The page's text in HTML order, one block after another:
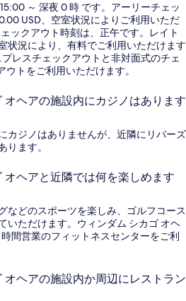
～ 深夜 0 時 です。アーリーチェッ
USD、空室状況によりご利用いただ
ックアウト時刻は、正午です。レイト
状況により、有料でご利用いただけます
レスチェックアウトと非対面式のチェ
ウトをご利用いただけます。
オヘアの施設内にカジノはあります
カジノはありませんが、近隣にリバーズ
ります。
オヘアと近隣では何を楽しめます
などのスポーツを楽しみ、ゴルフコース
いただけます。ウィンダム シカゴ オヘ
間営業のフィットネスセンターをご利
オヘアの施設内か周辺にレストラン